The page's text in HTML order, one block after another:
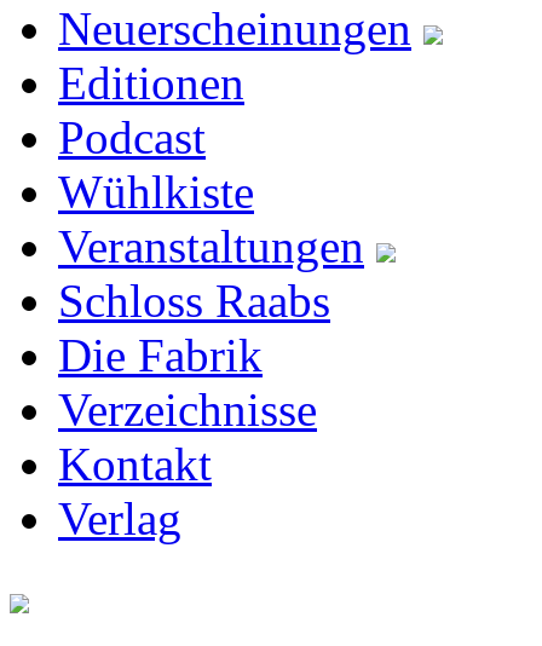
Neuerscheinungen
Editionen
Podcast
Wühlkiste
Veranstaltungen
Schloss Raabs
Die Fabrik
Verzeichnisse
Kontakt
Verlag